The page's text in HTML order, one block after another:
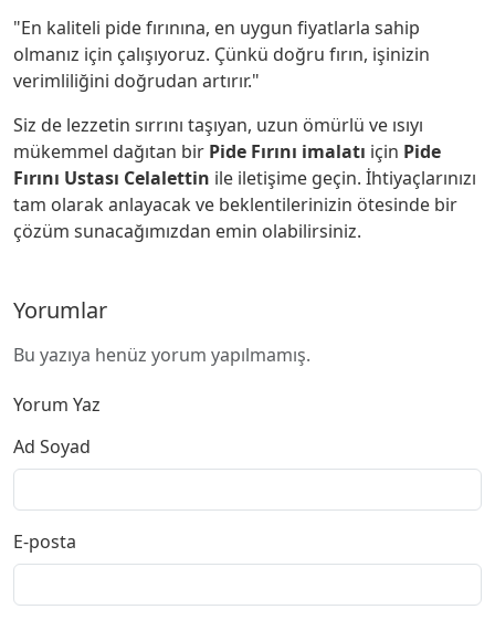
"En kaliteli pide fırınına, en uygun fiyatlarla sahip
olmanız için çalışıyoruz. Çünkü doğru fırın, işinizin
verimliliğini doğrudan artırır."
Siz de lezzetin sırrını taşıyan, uzun ömürlü ve ısıyı
mükemmel dağıtan bir Pide Fırını imalatı için Pide
Fırını Ustası Celalettin ile iletişime geçin. İhtiyaçlarınızı
tam olarak anlayacak ve beklentilerinizin ötesinde bir
çözüm sunacağımızdan emin olabilirsiniz.
Yorumlar
Bu yazıya henüz yorum yapılmamış.
Yorum Yaz
Ad Soyad
E-posta